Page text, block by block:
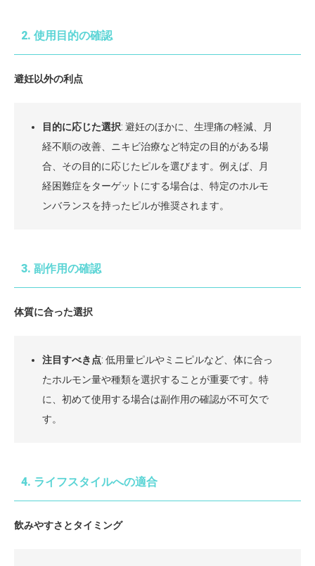
2. 使用目的の確認
避妊以外の利点
目的に応じた選択: 避妊のほかに、生理痛の軽減、月
経不順の改善、ニキビ治療など特定の目的がある場
合、その目的に応じたピルを選びます。例えば、月
経困難症をターゲットにする場合は、特定のホルモ
ンバランスを持ったピルが推奨されます。
3. 副作用の確認
体質に合った選択
注目すべき点: 低用量ピルやミニピルなど、体に合っ
たホルモン量や種類を選択することが重要です。特
に、初めて使用する場合は副作用の確認が不可欠で
す。
4. ライフスタイルへの適合
飲みやすさとタイミング